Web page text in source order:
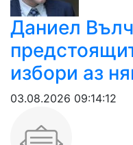
Даниел
избори аз
03.08.2026 09:14:12